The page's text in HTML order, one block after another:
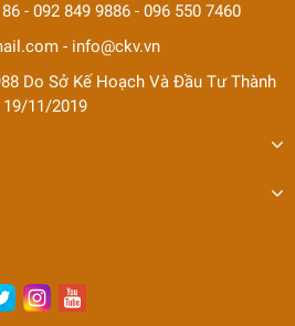
- 092 849 9886 - 096 550 7460
- info@ckv.vn
Do Sở Kế Hoạch Và Đầu Tư Thành
19/11/2019